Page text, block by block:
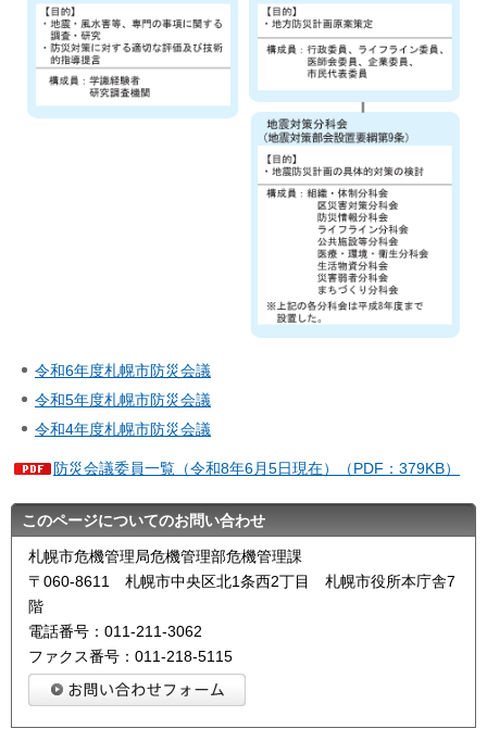
令和6年度札幌市防災会議
令和5年度札幌市防災会議
令和4年度札幌市防災会議
防災会議委員一覧（令和8年6月5日現在）（PDF：379KB）
このページについてのお問い合わせ
札幌市危機管理局危機管理部危機管理課
〒060-8611 札幌市中央区北1条西2丁目 札幌市役所本庁舎7
階
電話番号：011-211-3062
ファクス番号：011-218-5115